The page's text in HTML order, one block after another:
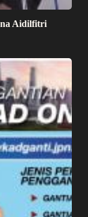
Aidilfitri